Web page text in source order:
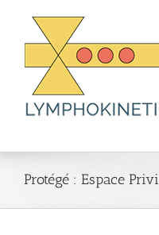
content
Protégé : Espace